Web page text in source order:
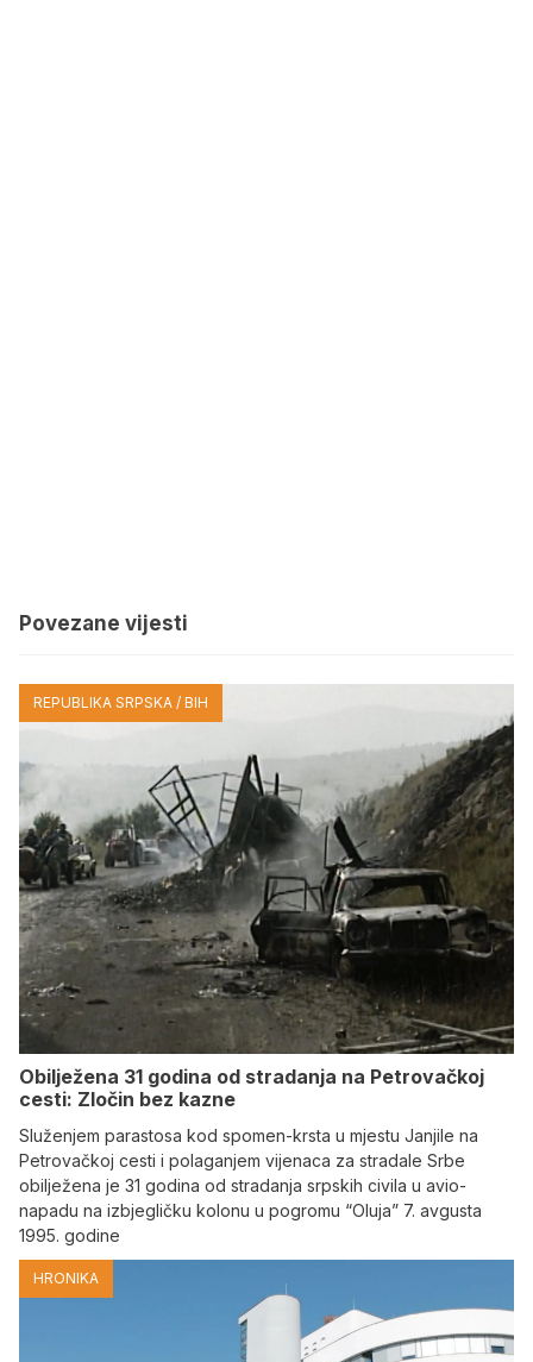
Povezane vijesti
REPUBLIKA SRPSKA / BIH
Obilježena 31 godina od stradanja na Petrovačkoj
cesti: Zločin bez kazne
Služenjem parastosa kod spomen-krsta u mjestu Janjile na
Petrovačkoj cesti i polaganjem vijenaca za stradale Srbe
obilježena je 31 godina od stradanja srpskih civila u avio-
napadu na izbjegličku kolonu u pogromu “Oluja” 7. avgusta
1995. godine
HRONIKA